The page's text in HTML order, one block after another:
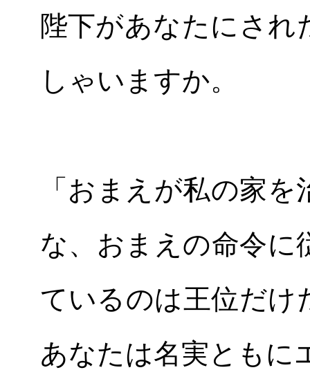
陛下があなたにさ
しゃいますか。
「おまえが私の家
な、おまえの命令に
ているのは王位だけ
あなたは名実ともに